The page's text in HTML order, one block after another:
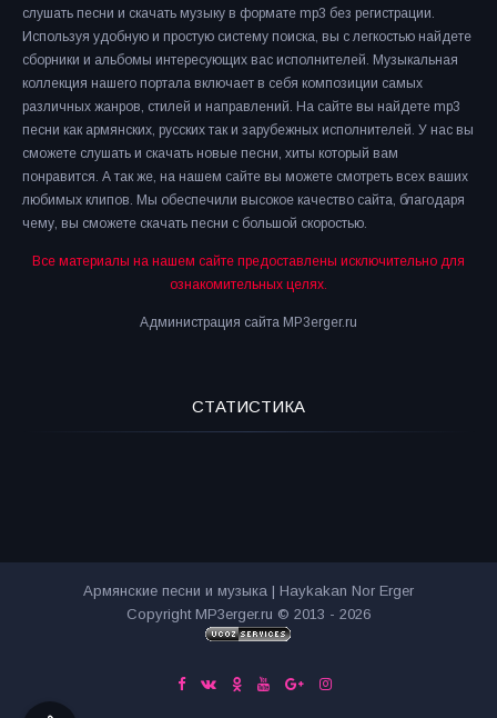
слушать песни и скачать музыку в формате mp3 без регистрации.
Используя удобную и простую систему поиска, вы с легкостью найдете
сборники и альбомы интересующих вас исполнителей. Музыкальная
коллекция нашего портала включает в себя композиции самых
различных жанров, стилей и направлений. На сайте вы найдете mp3
песни как армянских, русских так и зарубежных исполнителей. У нас вы
сможете слушать и скачать новые песни, хиты который вам
понравится. А так же, на нашем сайте вы можете смотреть всех ваших
любимых клипов. Мы обеспечили высокое качество сайта, благодаря
чему, вы сможете скачать песни с большой скоростью.
Все материалы на нашем сайте предоставлены исключительно для
ознакомительных целях.
Администрация сайта MP3erger.ru
СТАТИСТИКА
Армянские песни и музыка | Haykakan Nor Erger
Copyright MP3erger.ru © 2013 - 2026